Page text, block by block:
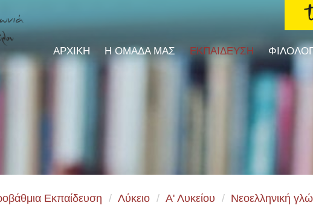
ΑΡΧΙΚΗ Η ΟΜΑΔΑ ΜΑΣ ΕΚΠΑΙΔΕΥΣΗ
Εκπαίδευση / Λύκειο / Α' Λυκείου / Νεοελληνική